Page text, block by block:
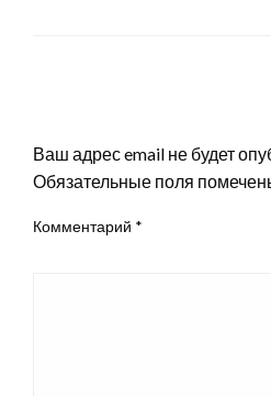
Ваш адрес email не будет
Обязательные поля
Комментарий *